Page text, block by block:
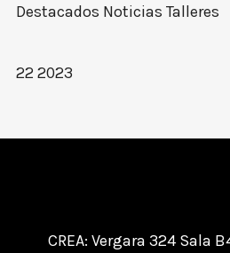
Destacados Noticias Talleres
22 2023
CREA: Vergara 324 Sala